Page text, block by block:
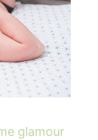
glamour